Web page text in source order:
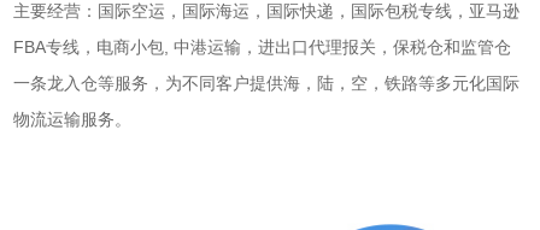
主要经营：国际空运，国际海运，国际快递，国际包税专线，亚马逊
FBA专线，电商小包, 中港运输，进出口代理报关，保税仓和监管仓
一条龙入仓等服务，为不同客户提供海，陆，空，铁路等多元化国际
物流运输服务。